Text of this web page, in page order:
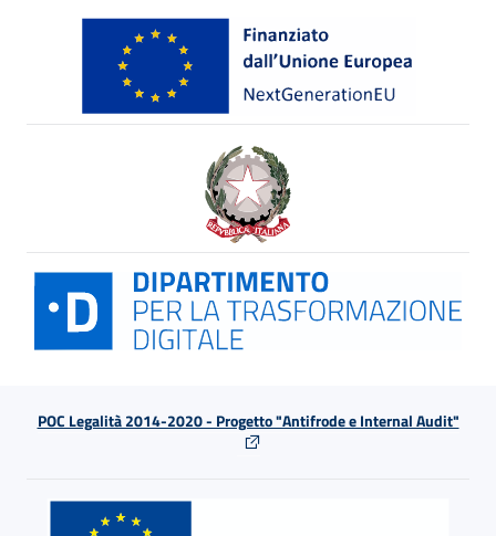
POC Legalità 2014-2020 - Progetto "Antifrode e Internal Audit"